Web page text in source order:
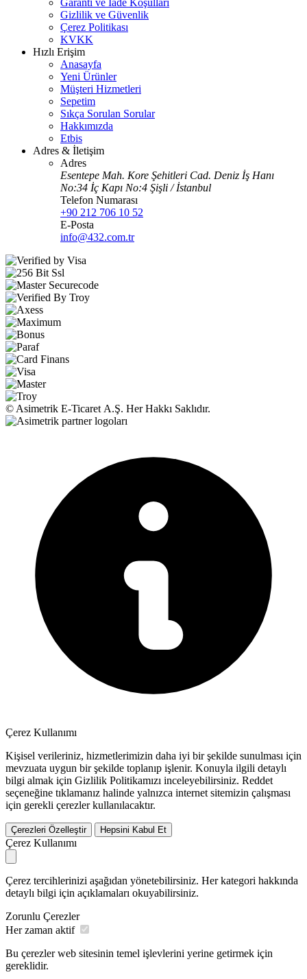
Gizlilik ve Güvenlik
Çerez Politikası
KVKK
Hızlı Erişim
Anasayfa
Yeni Ürünler
Müşteri Hizmetleri
Sepetim
Sıkça Sorulan Sorular
Hakkımızda
Etbis
Adres & İletişim
Adres
Esentepe Mah. Kore Şehitleri Cad. Deniz İş Hanı
No:34 İç Kapı No:4 Şişli / İstanbul
Telefon Numarası
+90 212 706 10 52
E-Posta
info@432.com.tr
© Asimetrik E‑Ticaret A.Ş. Her Hakkı Saklıdır.
Çerez Kullanımı
Kişisel verileriniz, hizmetlerimizin daha iyi bir şekilde sunulması için
mevzuata uygun bir şekilde toplanıp işlenir. Konuyla ilgili detaylı
bilgi almak için Gizlilik Politikamızı inceleyebilirsiniz. Reddet
seçeneğine tıklamanız halinde yalnızca internet sitemizin çalışması
için gerekli çerezler kullanılacaktır.
Çerezleri Özelleştir Hepsini Kabul Et
Çerez Kullanımı
Çerez tercihlerinizi aşağıdan yönetebilirsiniz. Her kategori hakkında
detaylı bilgi için açıklamaları okuyabilirsiniz.
Zorunlu Çerezler
Her zaman aktif
Bu çerezler web sitesinin temel işlevlerini yerine getirmek için
gereklidir.